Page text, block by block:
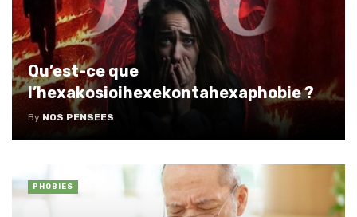
Qu’est-ce que
l’hexakosioihexekontahexaphobie ?
By NOS PENSEES
PHOBIES